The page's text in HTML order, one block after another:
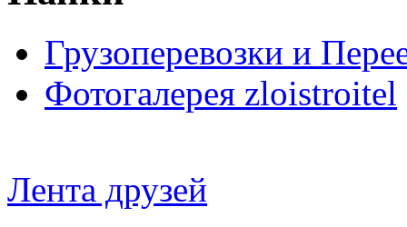
Грузоперевозки и
Фотогалерея zloistroitel
Лента друзей